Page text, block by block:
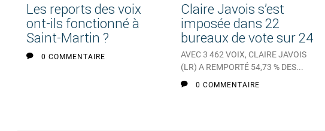
Les reports des voix
ont-ils fonctionné à
Saint-Martin ?
0 COMMENTAIRE
Claire Javois s’est
imposée dans 22
bureaux de vote sur 24
AVEC 3 462 VOIX, CLAIRE JAVOIS
(LR) A REMPORTÉ 54,73 % DES...
0 COMMENTAIRE